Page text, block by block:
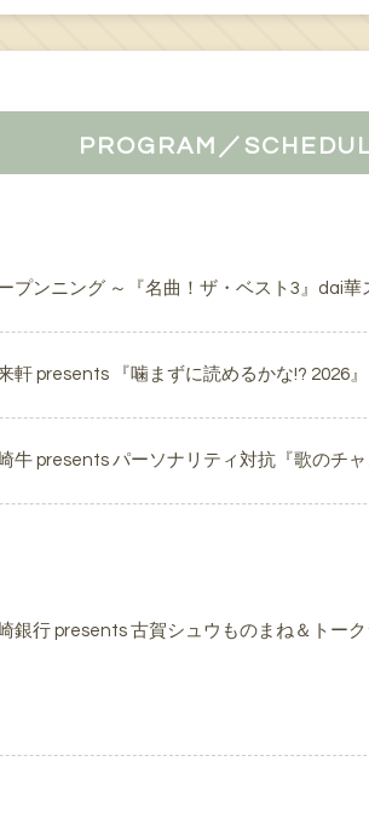
PROGRAM／
プンニング ～『名曲！ザ・ベスト3』dai華
軒 presents 『噛まずに読めるかな!? 2026』
牛 presents パーソナリティ対抗『歌のチャ
銀行 presents 古賀シュウものまね＆トー